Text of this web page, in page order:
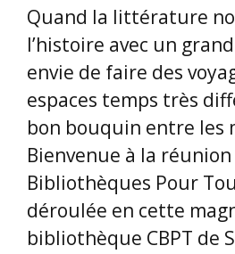
Quand la littérature
l’histoire avec un
envie de faire des
espaces temps très
bon bouquin entre les
Bienvenue à la
Bibliothèques Pour
déroulée en cette
bibliothèque CBPT de